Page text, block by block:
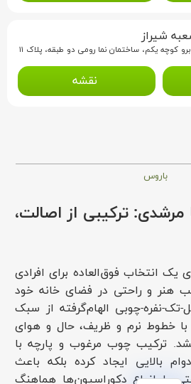
شیراز
کوچه یکم، ساختمان نما رومی دو طبقه، پلاک ۱۱
نقشه
باروس
ترکیبی از اصالت،
انتخاب فوق‌العاده برای افرادی
هنر و راحتی در فضای خانه خود
نفره-چوبی الهام‌گرفته از سبک
خطوط نرم و ظریف، حال و هوای
ترکیب چوب مرغوب و پارچه با
بالایی ایجاد کرده بلکه باعث
با انواع دکوراسیون‌ها هماهنگ